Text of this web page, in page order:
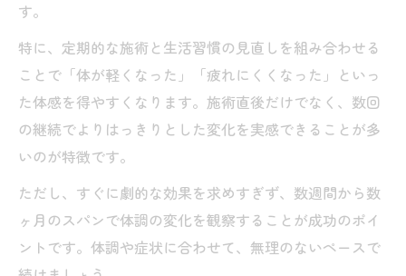
す。
特に、定期的な施術と生活習慣の見直しを組み合わせる
ことで「体が軽くなった」「疲れにくくなった」といっ
た体感を得やすくなります。施術直後だけでなく、数回
の継続でよりはっきりとした変化を実感できることが多
いのが特徴です。
ただし、すぐに劇的な効果を求めすぎず、数週間から数
ヶ月のスパンで体調の変化を観察することが成功のポイ
ントです。体調や症状に合わせて、無理のないペースで